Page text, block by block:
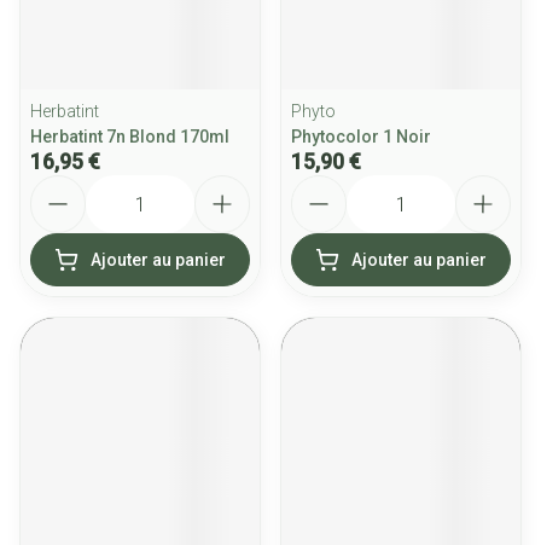
Herbatint
Herbatint 7n Blond 170ml
16,95 €
Ajouter au panier
Phyto
Phytocolor 1 Noir
15,90 €
Ajouter au panier